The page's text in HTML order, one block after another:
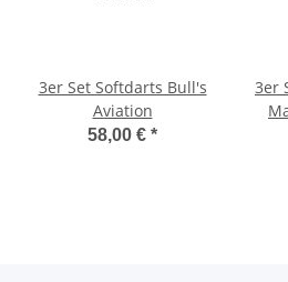
3er Set Softdarts Bull's
Aviation
58,00 € *
3er